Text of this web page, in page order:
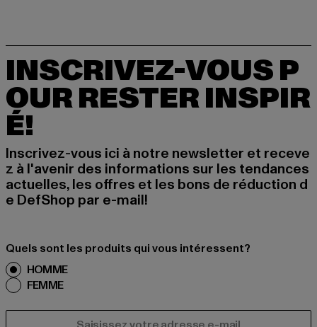
INSCRIVEZ-VOUS P
OUR RESTER INSPIR
É!
Inscrivez-vous ici à notre newsletter et receve
z à l'avenir des informations sur les tendances
actuelles, les offres et les bons de réduction d
e DefShop par e-mail!
Quels sont les produits qui vous intéressent?
HOMME
FEMME